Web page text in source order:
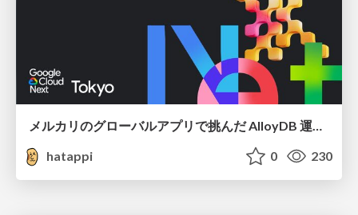
メルカリのグローバルアプリで挑んだ AlloyDB 運用と課題解決の実践記
hatappi
0 230